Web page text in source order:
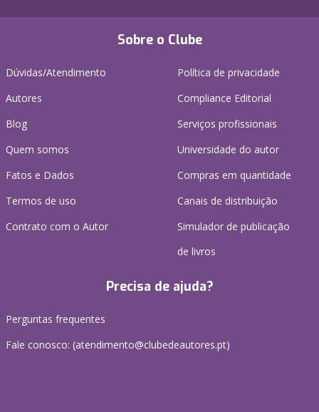
Sobre o Clube
Dúvidas/Atendimento
Autores
Blog
Quem somos
Fatos e Dados
Termos de uso
Contrato com o Autor
Política de privacidade
Compliance Editorial
Serviços profissionais
Universidade do autor
Compras em quantidade
Canais de distribuição
Simulador de publicação
de livros
Precisa de ajuda?
Perguntas frequentes
Fale conosco: (atendimento@clubedeautores.pt)